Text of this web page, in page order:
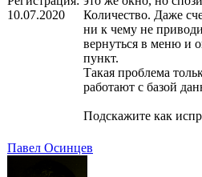
10.07.2020
Количество. Даже
ни к чему не
вернуться в меню и
пункт.
Такая проблема
работают с базой
Подскажите как
Павел Осинцев